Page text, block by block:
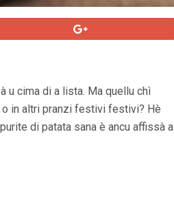
u cima di a lista. Ma quellu chì
o in altri pranzi festivi festivi? Hè
di patata sana è ancu affissà a